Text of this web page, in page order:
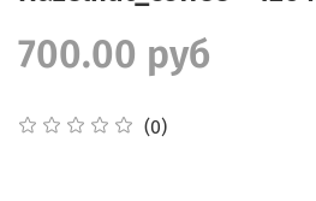
(0)
700.00 руб